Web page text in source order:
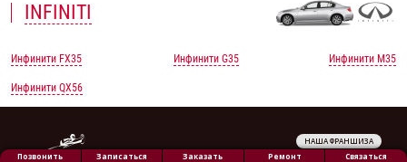
INFINITI
Инфинити FX35
Инфинити QX56
Инфинити G35 Инфинити M35
НАША ФРАНШИЗА
Обработка персональных данных
Позвонить Записаться Заказать Ремонт Связаться